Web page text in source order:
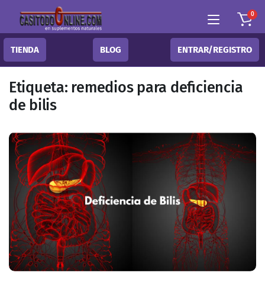
0
TIENDA BLOG ENTRAR/REGISTRO
Etiqueta: remedios para deficiencia
de bilis